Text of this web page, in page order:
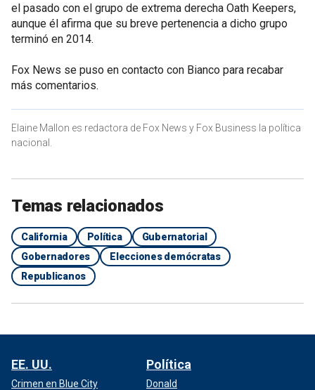
el pasado con el grupo de extrema derecha Oath Keepers,
aunque él afirma que su breve pertenencia a dicho grupo
terminó en 2014.
Fox News se puso en contacto con Bianco para recabar
más comentarios.
Elaine Mallon es redactora de Fox News y Fox Business la política
nacional.
Temas relacionados
California Política
Gubernatorial
Gobernadores
Elecciones demócratas
Republicanos
EE. UU.
Crimen en Blue City
Política
Donald